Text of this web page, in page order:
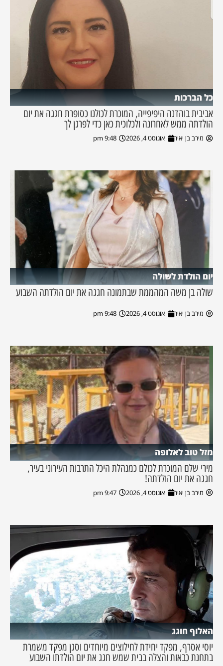
כל הברכות
אביבית בוהדנה היפיפייה, המוכרת לכולנו כסופרת חגגה את יום
הולדתה ממש לאחרונה ולכלוכית כאן כדי לפרגן לך
מירב בן יאיר אוגוסט 4, 2026 9:48 pm
יום הולדת לשולה
שולה בן משה המהממת שבתמונה חגגה את יום הולדתה השבוע
מירב בן יאיר אוגוסט 4, 2026 9:48 pm
מזל טוב לאלופה
מירי שלם המוכרת לכולם כמנהלת היכל התרבות העירוני בעיר,
חגגה את יום הולדתה!
מירב בן יאיר אוגוסט 4, 2026 9:47 pm
האלוף חוגג
יוסי אסרף, מפקד יחידת לחילוצים מיוחדים וסגן מפקד משמרת
בתחנת כבאות והצלה בבית שמש חגג את יום הולדתו השבוע